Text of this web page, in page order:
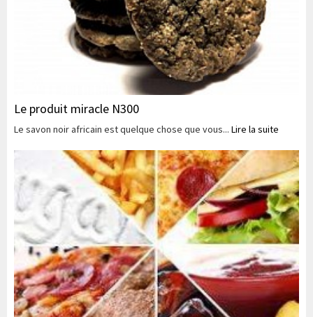
Le produit miracle N300
Le savon noir africain est quelque chose que vous... Lire la suite